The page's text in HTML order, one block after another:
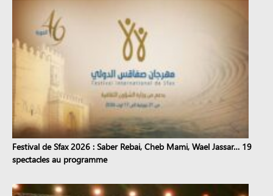
Festival de Sfax 2026 : Saber Rebai, Cheb Mami, Wael Jassar… 19
spectacles au programme